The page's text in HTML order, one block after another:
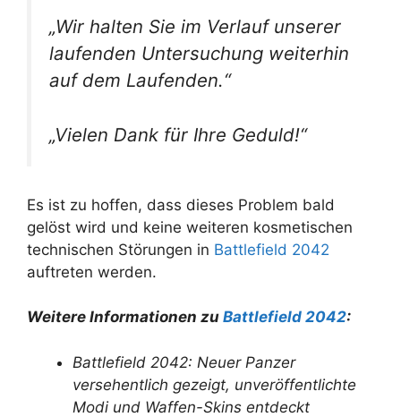
„Wir halten Sie im Verlauf unserer
laufenden Untersuchung weiterhin
auf dem Laufenden.“
„Vielen Dank für Ihre Geduld!“
Es ist zu hoffen, dass dieses Problem bald
gelöst wird und keine weiteren kosmetischen
technischen Störungen in Battlefield 2042
auftreten werden.
Weitere Informationen zu Battlefield 2042:
Battlefield 2042: Neuer Panzer
versehentlich gezeigt, unveröffentlichte
Modi und Waffen-Skins entdeckt